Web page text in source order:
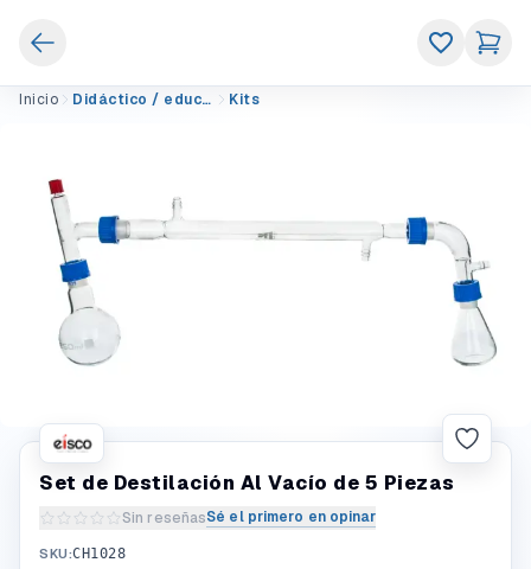
Inicio Didáctico / educativo Kits
Set de Destilación Al Vacío de 5 Piezas
Sin reseñasSé el primero en opinar
Escribir una reseña del producto
SKU:CH1028